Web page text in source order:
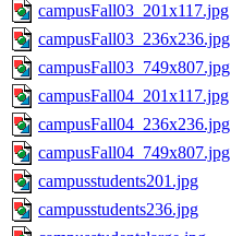
campusFall03_201x117.jpg
campusFall03_236x236.jpg
campusFall03_749x807.jpg
campusFall04_201x117.jpg
campusFall04_236x236.jpg
campusFall04_749x807.jpg
campusstudents201.jpg
campusstudents236.jpg